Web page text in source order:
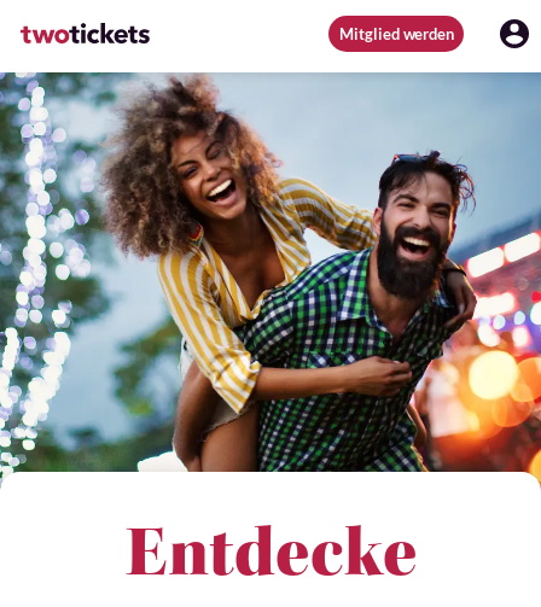
Mitglied werden
Entdecke